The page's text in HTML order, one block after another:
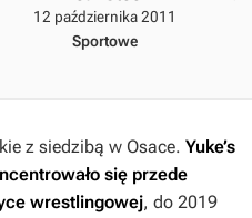
12 października 2011
Sportowe
z siedzibą w Osace. Yuke’s
się przede
wrestlingowej, do 2019